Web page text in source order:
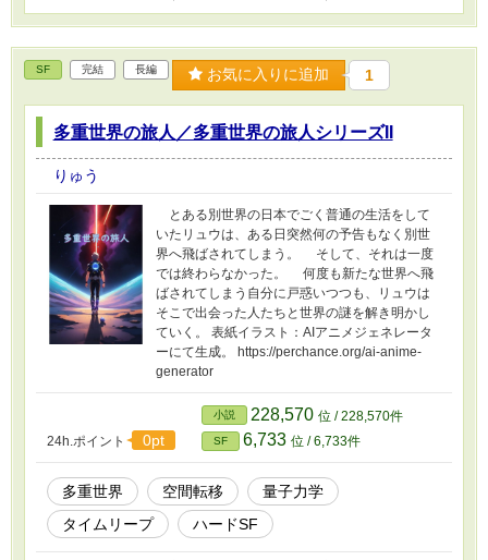
SF 完結 長編 お気に入りに追加 1
多重世界の旅人／多重世界の旅人シリーズII
りゅう
とある別世界の日本でごく普通の生活をして
いたリュウは、ある日突然何の予告もなく別世
界へ飛ばされてしまう。 そして、それは一度
では終わらなかった。 何度も新たな世界へ飛
ばされてしまう自分に戸惑いつつも、リュウは
そこで出会った人たちと世界の謎を解き明かし
ていく。 表紙イラスト：AIアニメジェネレータ
ーにて生成。 https://perchance.org/ai-anime-
generator
24h.ポイント 0pt
小説 228,570 位 / 228,570件
SF 6,733 位 / 6,733件
多重世界 空間転移
量子力学
タイムリープ
ハードSF